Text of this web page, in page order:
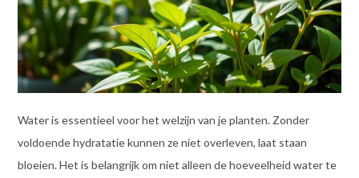
Water is essentieel voor het welzijn van je planten. Zonder
voldoende hydratatie kunnen ze niet overleven, laat staan
bloeien. Het is belangrijk om niet alleen de hoeveelheid water te